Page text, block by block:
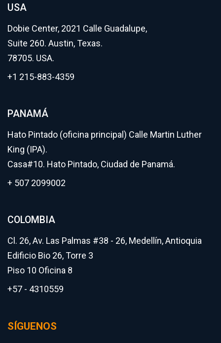
USA
Dobie Center, 2021 Calle Guadalupe,
Suite 260. Austin, Texas.
78705. USA.
+1 215-883-4359
PANAMÁ
Hato Pintado (oficina principal) Calle Martin Luther
King (IPA).
Casa#10. Hato Pintado, Ciudad de Panamá.
+ 507 2099002
COLOMBIA
Cl. 26, Av. Las Palmas #38 - 26, Medellín, Antioquia
Edificio Bio 26, Torre 3
Piso 10 Oficina 8
+57 - 4310559
SÍGUENOS